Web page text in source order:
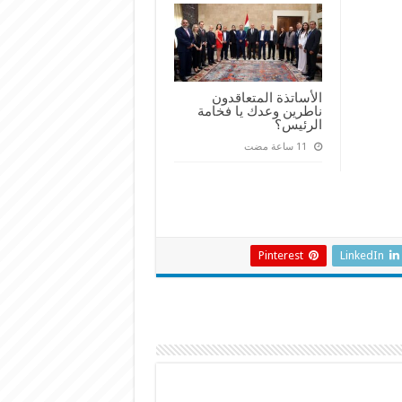
الأساتذة المتعاقدون
ناطرين وعدك يا فخامة
الرئيس؟
LinkedIn
Pinterest